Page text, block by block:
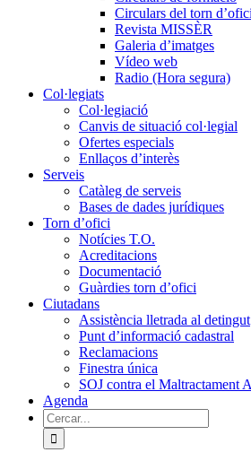
Circulars del torn d’ofici
Revista MISSÈR
Galeria d’imatges
Vídeo web
Radio (Hora segura)
Col·legiats
Col·legiació
Canvis de situació col·legial
Ofertes especials
Enllaços d’interès
Serveis
Catàleg de serveis
Bases de dades jurídiques
Torn d’ofici
Notícies T.O.
Acreditacions
Documentació
Guàrdies torn d’ofici
Ciutadans
Assistència lletrada al detingut
Punt d’informació cadastral
Reclamacions
Finestra única
SOJ contra el Maltractament
Agenda
Cerca
…